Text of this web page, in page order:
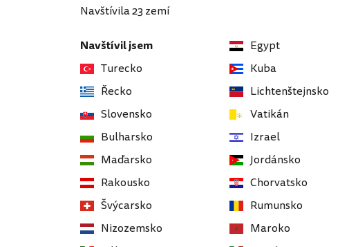
Navštívila 23 zemí
Navštívil jsem
Turecko
Řecko
Slovensko
Bulharsko
Maďarsko
Rakousko
Švýcarsko
Nizozemsko
Egypt
Kuba
Lichtenštejnsko
Vatikán
Izrael
Jordánsko
Chorvatsko
Rumunsko
Maroko